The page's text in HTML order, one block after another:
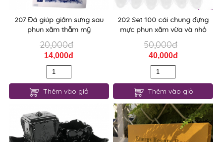
207 Đá giúp giảm sưng sau
phun xăm thẫm mỹ
20,000đ
14,000đ
Thêm vào giỏ
202 Set 100 cái chung đựng
mực phun xăm vừa và nhỏ
50,000đ
40,000đ
Thêm vào giỏ